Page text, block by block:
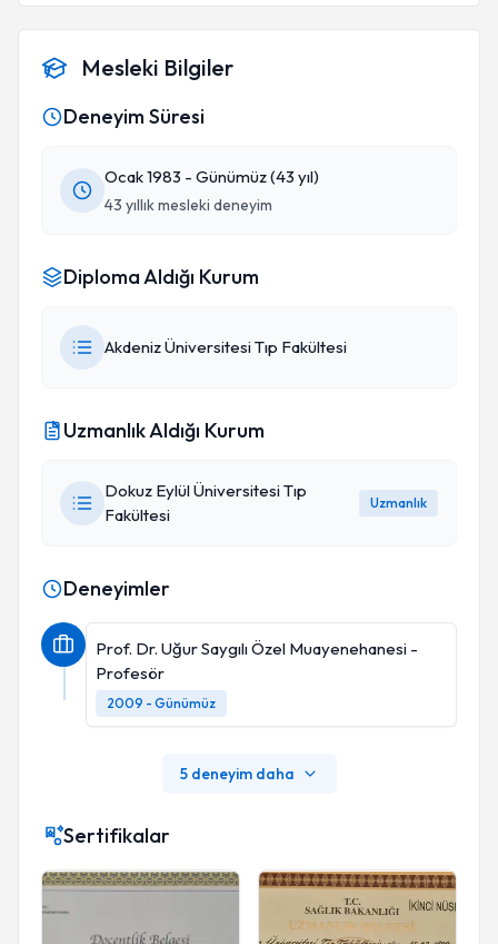
Mesleki Bilgiler
Deneyim Süresi
Ocak 1983 - Günümüz (43 yıl)
43 yıllık mesleki deneyim
Diploma Aldığı Kurum
Akdeniz Üniversitesi Tıp Fakültesi
Uzmanlık Aldığı Kurum
Dokuz Eylül Üniversitesi Tıp
Fakültesi
Uzmanlık
Deneyimler
Prof. Dr. Uğur Saygılı Özel Muayenehanesi -
Profesör
2009 - Günümüz
5 deneyim daha
Sertifikalar